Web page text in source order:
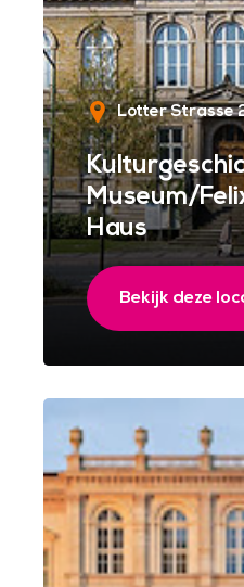
Lotter Strasse
Museum/
Haus
Bekijk deze